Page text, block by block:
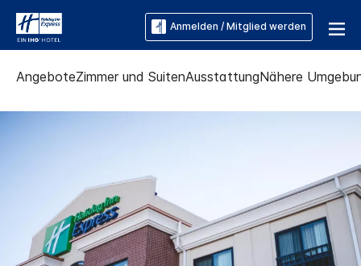
Anmelden / Mitglied werden
AngeboteZimmer und SuitenAusstattungNähere